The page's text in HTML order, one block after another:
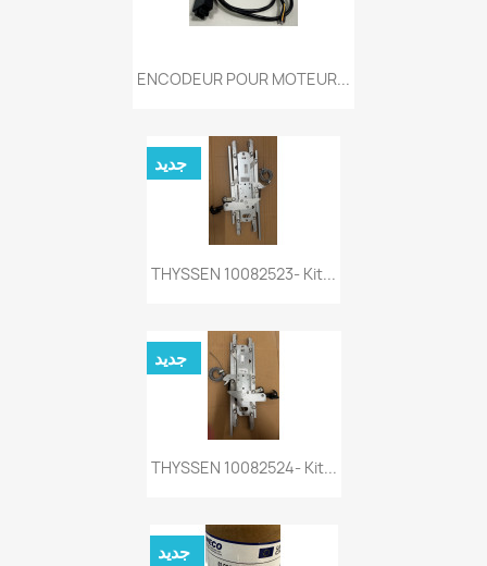
ENCODEUR POUR MOTEUR...
THYSSEN 10082523- Kit...
جديد
THYSSEN 10082524- Kit...
جديد
جديد